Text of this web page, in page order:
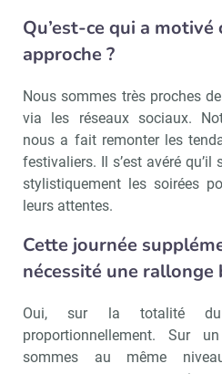
Qu’est-ce qui a
approche ?
Nous sommes très proches
via les réseaux sociaux.
nous a fait remonter les
festivaliers. Il s’est avéré
stylistiquement les soirées
leurs attentes.
Cette journée
nécessité une rallonge
Oui, sur la totalité
proportionnellement. Sur
sommes au même